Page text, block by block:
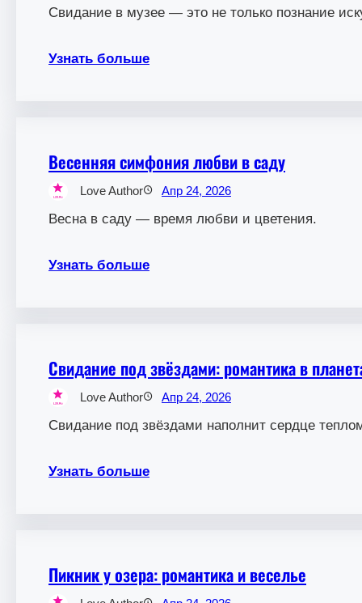
Свидание в музее — это не только познание
Узнать больше
Весенняя симфония любви в саду
Love Author Апр 24, 2026
Весна в саду — время любви и цветения.
Узнать больше
Свидание под звёздами: романтика в
Love Author Апр 24, 2026
Свидание под звёздами наполнит сердце
Узнать больше
Пикник у озера: романтика и веселье